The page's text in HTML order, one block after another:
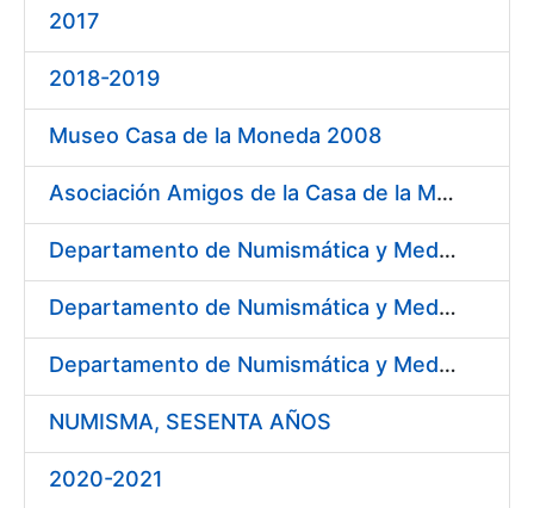
Mostra/Amaga
2017
2018-2019
Museo Casa de la Moneda 2008
Asociación Amigos de la Casa de la Moneda de Segovia 2009
Departamento de Numismática y Medallística - Museo Arqueológico Nacional 2009
Departamento de Numismática y Medallística. Museo Arqueológico Nacional 2010
Departamento de Numismática y Medallística. Museo Arqueológico Nacional 2011
NUMISMA, SESENTA AÑOS
2020-2021